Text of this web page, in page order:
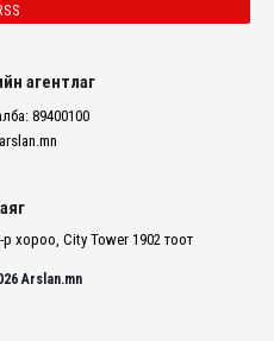
агентлаг
89400100
хороо, City Tower 1902 тоот
Arslan.mn